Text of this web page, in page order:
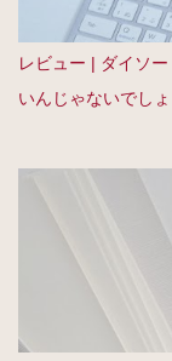
レビュー | ダイソ
いんじゃないでし